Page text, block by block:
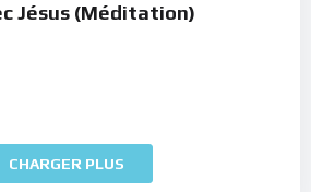
Jésus (Méditation)
CHARGER PLUS